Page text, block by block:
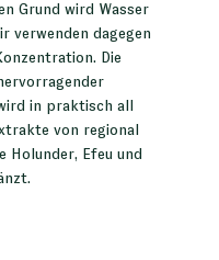
Grund wird Wasser
verwenden dagegen
Die
in praktisch all
von regional
Holunder, Efeu und